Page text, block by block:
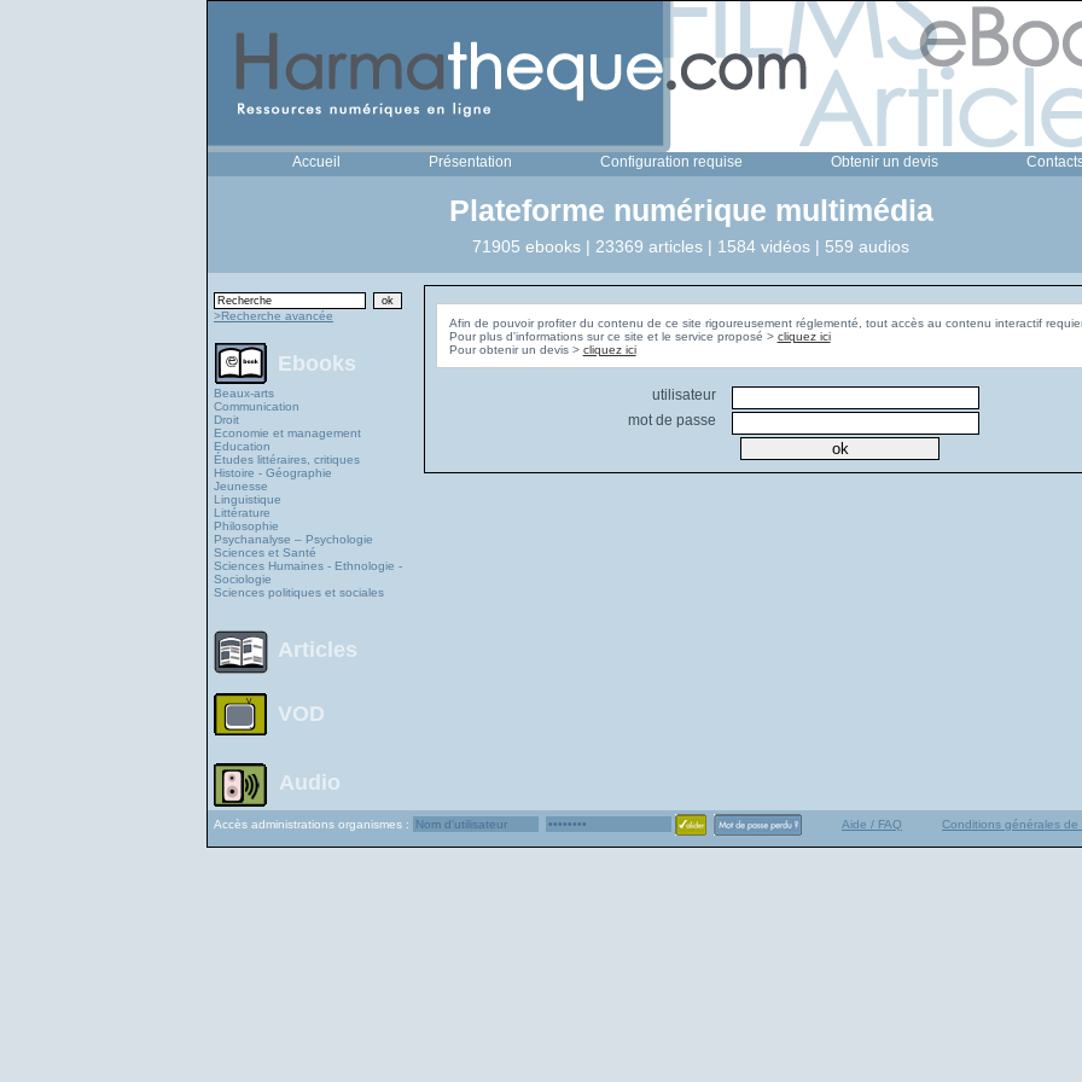
Accueil Présentation Configuration requise Obtenir un devis
Plateforme numérique multimédia
71905 ebooks | 23369 articles | 1584 vidéos | 559 audios
>Recherche avancée
Ebooks
Beaux-arts
Communication
Droit
Economie et management
Education
Études littéraires, critiques
Histoire - Géographie
Jeunesse
Linguistique
Littérature
Philosophie
Psychanalyse – Psychologie
Sciences et Santé
Sciences Humaines - Ethnologie -
Sociologie
Sciences politiques et sociales
Articles
VOD
Audio
Afin de pouvoir profiter du contenu de ce site rigoureusement réglementé, tout accès au contenu interactif
Pour plus d'informations sur ce site et le service proposé > cliquez ici
Pour obtenir un devis > cliquez ici
utilisateur
mot de passe
Accès administrations organismes : Aide / FAQ Conditions générales de